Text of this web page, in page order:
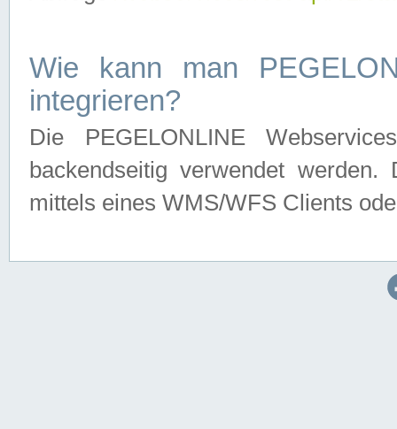
Wie kann man
integrieren?
Die PEGELONLINE
backendseitig verwendet
mittels eines WMS/WFS Clients